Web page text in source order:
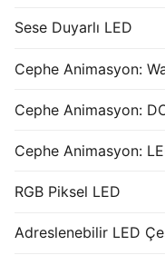
Sese Duyarlı LED
Cephe Animasyon:
Cephe Animasyon:
Cephe Animasyon:
RGB Piksel LED
Adreslenebilir LED